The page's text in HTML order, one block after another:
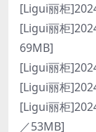
[Ligui丽柜
[Ligui丽柜
69MB]
[Ligui丽柜
[Ligui丽柜
[Ligui丽柜
／53MB]